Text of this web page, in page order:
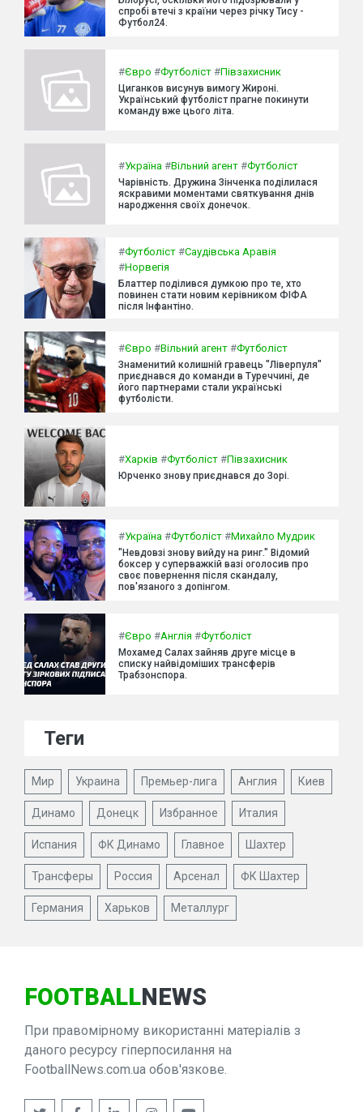
спробі втечі з країни через річку Тису -
Футбол24.
#Євро #Футболіст #Півзахисник
Циганков висунув вимогу Жироні.
Український футболіст прагне покинути
команду вже цього літа.
#Україна #Вільний агент #Футболіст
Чарівність. Дружина Зінченка поділилася
яскравими моментами святкування днів
народження своїх донечок.
#Футболіст #Саудівська Аравія
#Норвегія
Блаттер поділився думкою про те, хто
повинен стати новим керівником ФІФА
після Інфантіно.
#Євро #Вільний агент #Футболіст
Знаменитий колишній гравець "Ліверпуля"
приєднався до команди в Туреччині, де
його партнерами стали українські
футболісти.
#Харків #Футболіст #Півзахисник
Юрченко знову приєднався до Зорі.
#Україна #Футболіст #Михайло Мудрик
"Невдовзі знову вийду на ринг." Відомий
боксер у суперважкій вазі оголосив про
своє повернення після скандалу,
пов'язаного з допінгом.
#Євро #Англія #Футболіст
Мохамед Салах зайняв друге місце в
списку найвідоміших трансферів
Трабзонспора.
Теги
Мир Украина Премьер-лига Англия Киев
Динамо Донецк Избранное Италия
Испания ФК Динамо Главное Шахтер
Трансферы Россия Арсенал ФК Шахтер
Германия Харьков Металлург
FOOTBALLNEWS
При правомірному використанні матеріалів з
даного ресурсу гіперпосилання на
FootballNews.com.ua обов'язкове.